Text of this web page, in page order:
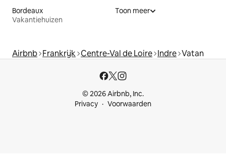
Bordeaux
Vakantiehuizen
Toon meer
Airbnb Frankrijk Centre-Val de Loire Indre Vatan
© 2026 Airbnb, Inc.
Privacy
Voorwaarden